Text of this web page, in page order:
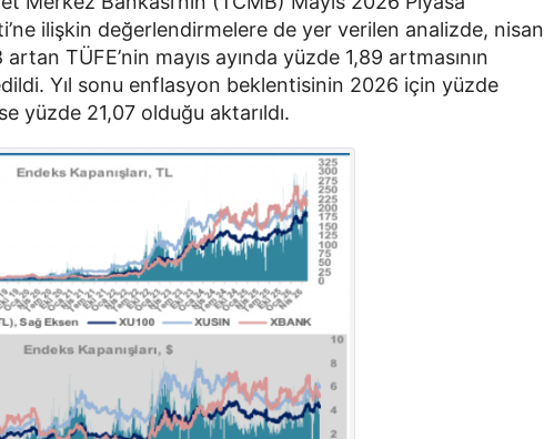
ilişkin değerlendirmelere de yer verilen analizde, nisan
artan TÜFE’nin mayıs ayında yüzde 1,89 artmasının
Yıl sonu enflasyon beklentisinin 2026 için yüzde
yüzde 21,07 olduğu aktarıldı.